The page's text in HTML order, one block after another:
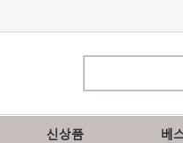
신상품 베